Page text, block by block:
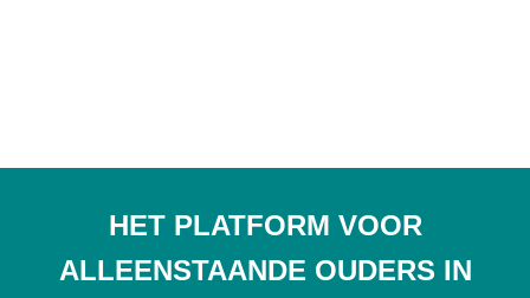
HET PLATFORM VOOR
ALLEENSTAANDE OUDERS IN